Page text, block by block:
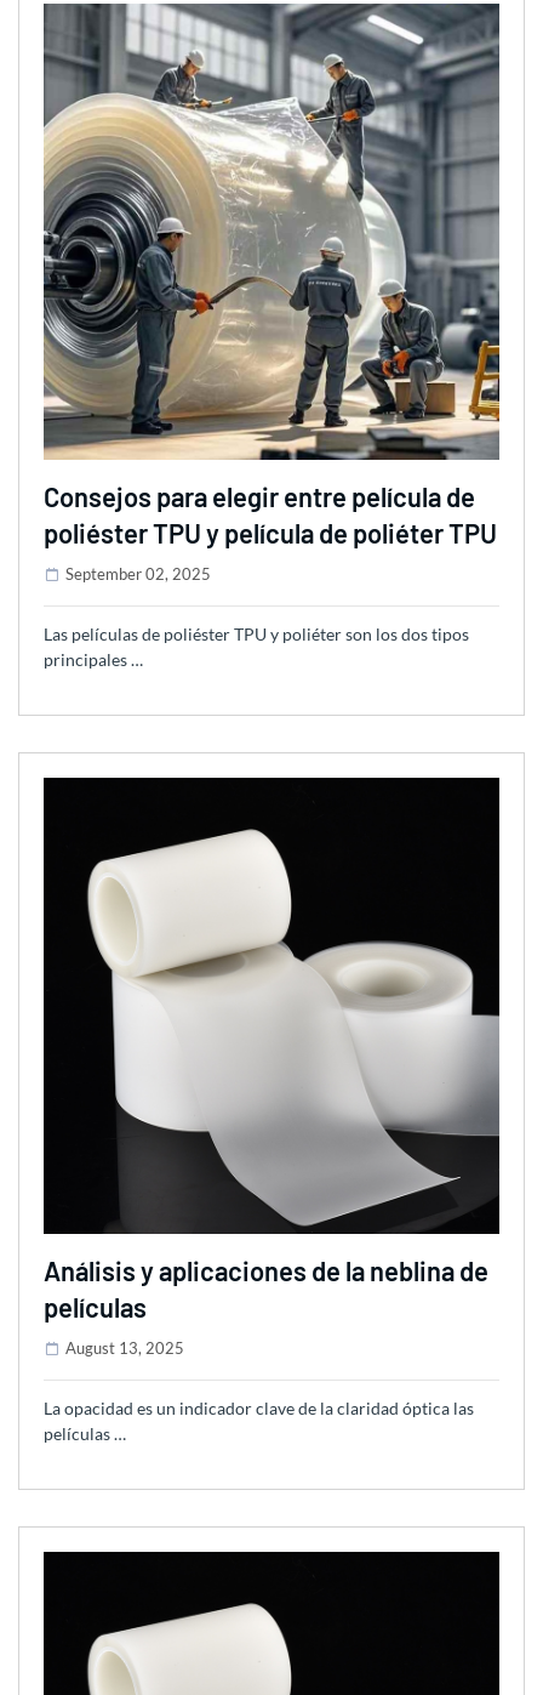
Consejos para elegir entre película de
poliéster TPU y película de poliéter TPU
September 02, 2025
Las películas de poliéster TPU y poliéter son los dos tipos
principales …
Análisis y aplicaciones de la neblina de
películas
August 13, 2025
La opacidad es un indicador clave de la claridad óptica las
películas …